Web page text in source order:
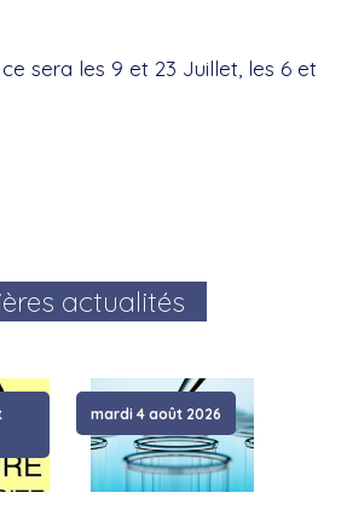
sera les 9 et 23 Juillet, les 6 et
actualités
mardi 4 août 2026